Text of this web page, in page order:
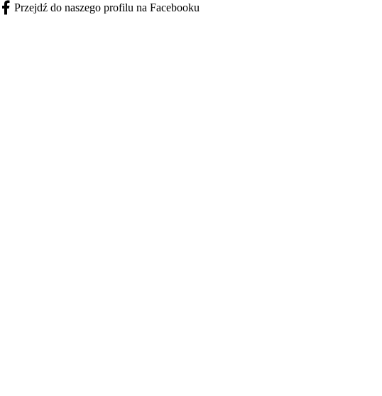
Facebook - otwiera się w nowej karcie
Przejdź do naszego profilu na Facebooku